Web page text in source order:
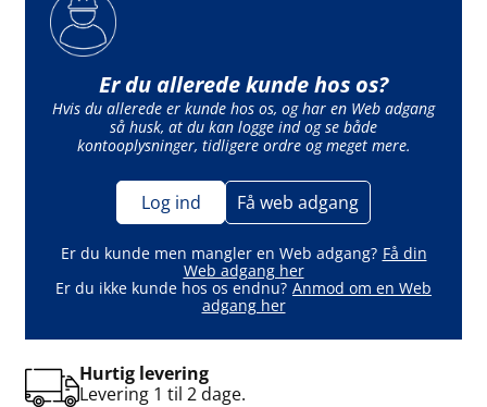
Er du allerede kunde hos os?
Hvis du allerede er kunde hos os, og har en Web adgang
så husk, at du kan logge ind og se både
kontooplysninger, tidligere ordre og meget mere.
Log ind Få web adgang
Er du kunde men mangler en Web adgang? Få din
Web adgang her
Er du ikke kunde hos os endnu? Anmod om en Web
adgang her
Hurtig levering
Levering 1 til 2 dage.